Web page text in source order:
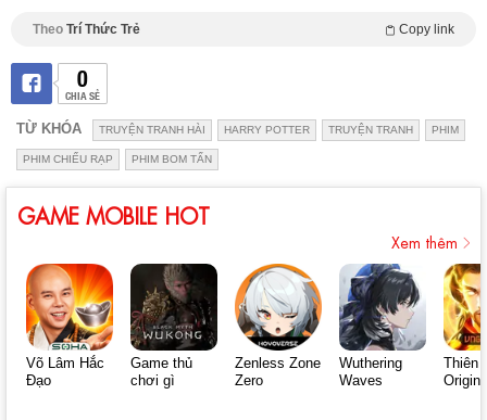
Theo Trí Thức Trẻ Copy link
0
CHIA SẺ
TỪ KHÓA TRUYỆN TRANH HÀI HARRY POTTER TRUYỆN TRANH PHIM
PHIM CHIẾU RẠP PHIM BOM TẤN
GAME MOBILE HOT
Xem thêm
Võ Lâm Hắc
Đạo
Game thủ
chơi gì
Zenless Zone
Zero
Wuthering
Waves
Thiên
Origin